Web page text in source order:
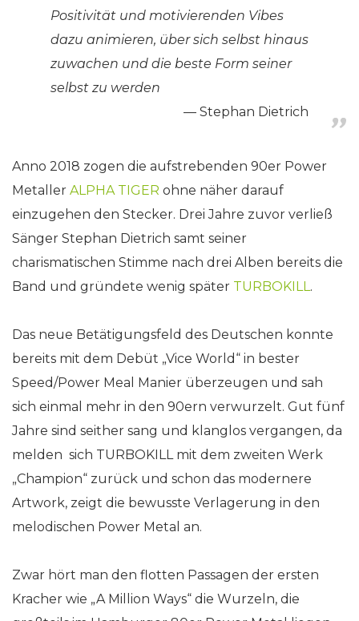
Positivität und motivierenden Vibes
dazu animieren, über sich selbst hinaus
zuwachen und die beste Form seiner
selbst zu werden
Stephan Dietrich
Anno 2018 zogen die aufstrebenden 90er Power
Metaller ALPHA TIGER ohne näher darauf
einzugehen den Stecker. Drei Jahre zuvor verließ
Sänger Stephan Dietrich samt seiner
charismatischen Stimme nach drei Alben bereits die
Band und gründete wenig später TURBOKILL.
Das neue Betätigungsfeld des Deutschen konnte
bereits mit dem Debüt „Vice World“ in bester
Speed/Power Meal Manier überzeugen und sah
sich einmal mehr in den 90ern verwurzelt. Gut fünf
Jahre sind seither sang und klanglos vergangen, da
melden sich TURBOKILL mit dem zweiten Werk
„Champion“ zurück und schon das modernere
Artwork, zeigt die bewusste Verlagerung in den
melodischen Power Metal an.
Zwar hört man den flotten Passagen der ersten
Kracher wie „A Million Ways“ die Wurzeln, die